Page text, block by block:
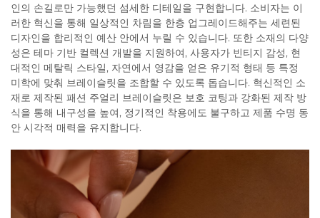
인의 손길로만 가능했던 섬세한 디테일을 구현합니다. 소비자는 이
러한 혁신을 통해 일상적인 차림을 한층 업그레이드해주는 세련된
디자인을 합리적인 예산 안에서 누릴 수 있습니다. 또한 소재의 다양
성은 테마 기반 컬렉션 개발을 지원하여, 사용자가 빈티지 감성, 현
대적인 메탈릭 스타일, 자연에서 영감을 얻은 유기적 형태 등 특정
미학에 맞춰 브레이슬릿을 조합할 수 있도록 돕습니다. 혁신적인 소
재로 제작된 패션 주얼리 브레이슬릿은 보호 코팅과 강화된 제작 방
식을 통해 내구성을 높여, 정기적인 착용에도 불구하고 제품 수명 동
안 시각적 매력을 유지합니다.